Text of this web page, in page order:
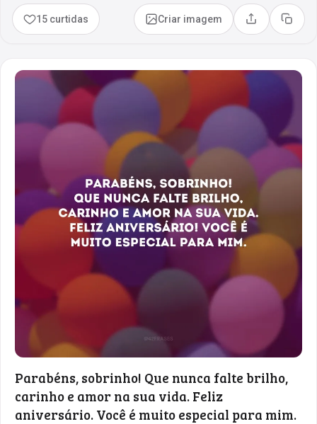
15 curtidas Criar imagem Compartilhar
Copiar
Parabéns, sobrinho! Que nunca falte brilho,
carinho e amor na sua vida. Feliz
aniversário. Você é muito especial para mim.